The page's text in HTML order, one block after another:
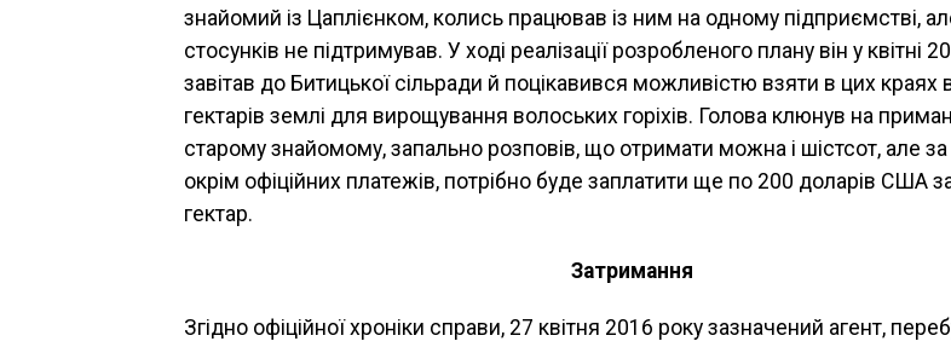
знайомий із Цаплієнком, колись працював із ним на одному підприємстві,
стосунків не підтримував. У ході реалізації розробленого плану він у квітні
завітав до Битицької сільради й поцікавився можливістю взяти в цих краях
гектарів землі для вирощування волоських горіхів. Голова клюнув на
старому знайомому, запально розповів, що отримати можна і шістсот, але
окрім офіційних платежів, потрібно буде заплатити ще по 200 доларів США
гектар.
Затримання
Згідно офіційної хроніки справи, 27 квітня 2016 року зазначений агент,